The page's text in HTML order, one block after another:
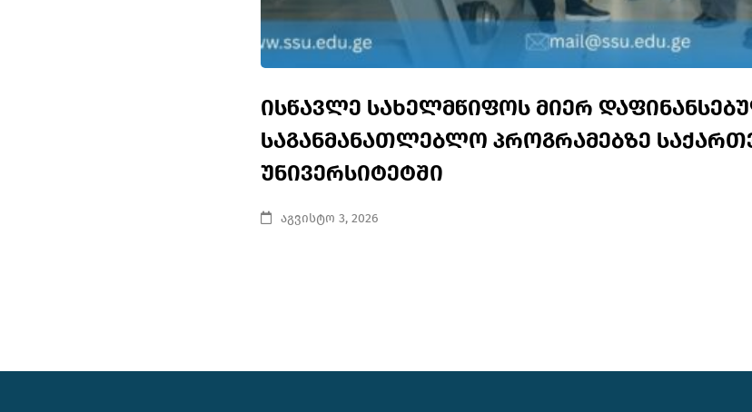
ისწავლე სახელმწიფოს მიერ
საგანმანათლებლო პროგრამებზე
უნივერსიტეტში
აგვისტო 3, 2026